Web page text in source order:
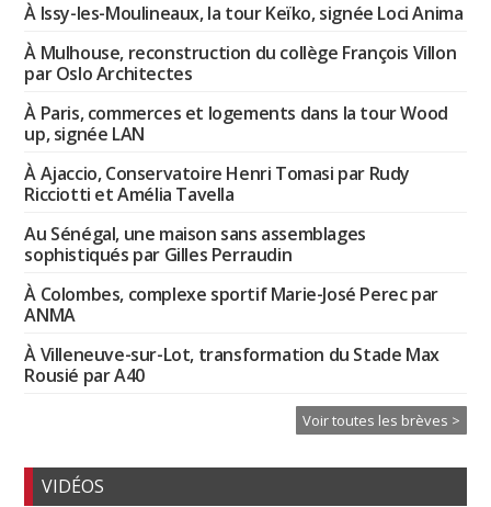
À Issy-les-Moulineaux, la tour Keïko, signée Loci Anima
À Mulhouse, reconstruction du collège François Villon
par Oslo Architectes
À Paris, commerces et logements dans la tour Wood
up, signée LAN
À Ajaccio, Conservatoire Henri Tomasi par Rudy
Ricciotti et Amélia Tavella
Au Sénégal, une maison sans assemblages
sophistiqués par Gilles Perraudin
À Colombes, complexe sportif Marie-José Perec par
ANMA
À Villeneuve-sur-Lot, transformation du Stade Max
Rousié par A40
Voir toutes les brèves >
VIDÉOS